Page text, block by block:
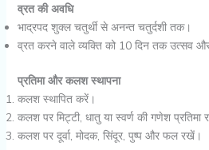
व्रत की अवधि
भाद्रपद शुक्ल चतुर्थी से अनन्त चतुर्दशी तक।
व्रत करने वाले व्यक्ति को 10 दिन तक उत्सव और
प्रतिमा और कलश स्थापना
कलश स्थापित करें।
कलश पर मिट्टी, धातु या स्वर्ण की गणेश प्रतिमा
कलश पर दूर्वा, मोदक, सिंदूर, पुष्प और फल रखें।